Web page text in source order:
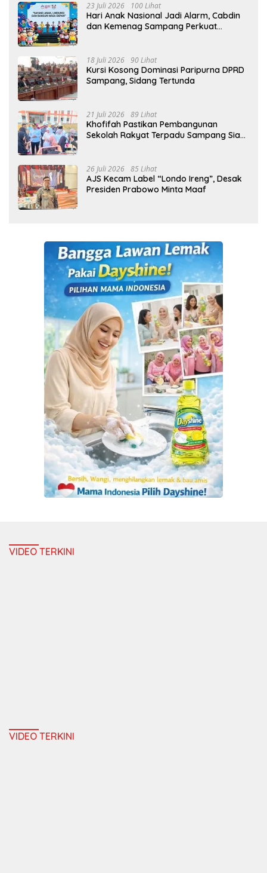
23 Juli 2026 100 Lihat
Hari Anak Nasional Jadi Alarm, Cabdin
dan Kemenag Sampang Perkuat
18 Juli 2026 90 Lihat
Kursi Kosong Dominasi Paripurna DPRD
Sampang, Sidang Tertunda
21 Juli 2026 89 Lihat
Khofifah Pastikan Pembangunan
Sekolah Rakyat Terpadu Sampang Siap
26 Juli 2026 85 Lihat
AJS Kecam Label “Londo Ireng”, Desak
Presiden Prabowo Minta Maaf
VIDEO TERKINI
VIDEO TERKINI